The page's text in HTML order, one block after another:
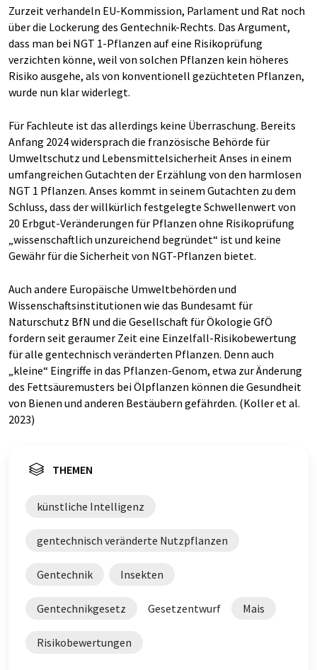
Zurzeit verhandeln EU-Kommission, Parlament und Rat noch
über die Lockerung des Gentechnik-Rechts. Das Argument,
dass man bei NGT 1-Pflanzen auf eine Risikoprüfung
verzichten könne, weil von solchen Pflanzen kein höheres
Risiko ausgehe, als von konventionell gezüchteten Pflanzen,
wurde nun klar widerlegt.
Für Fachleute ist das allerdings keine Überraschung. Bereits
Anfang 2024 widersprach die französische Behörde für
Umweltschutz und Lebensmittelsicherheit Anses in einem
umfangreichen Gutachten der Erzählung von den harmlosen
NGT 1 Pflanzen. Anses kommt in seinem Gutachten zu dem
Schluss, dass der willkürlich festgelegte Schwellenwert von
20 Erbgut-Veränderungen für Pflanzen ohne Risikoprüfung
„wissenschaftlich unzureichend begründet“ ist und keine
Gewähr für die Sicherheit von NGT-Pflanzen bietet.
Auch andere Europäische Umweltbehörden und
Wissenschaftsinstitutionen wie das Bundesamt für
Naturschutz BfN und die Gesellschaft für Ökologie GfÖ
fordern seit geraumer Zeit eine Einzelfall-Risikobewertung
für alle gentechnisch veränderten Pflanzen. Denn auch
„kleine“ Eingriffe in das Pflanzen-Genom, etwa zur Änderung
des Fettsäuremusters bei Ölpflanzen können die Gesundheit
von Bienen und anderen Bestäubern gefährden. (Koller et al.
2023)
THEMEN
künstliche Intelligenz
gentechnisch veränderte Nutzpflanzen
Gentechnik Insekten
Gentechnikgesetz Gesetzentwurf Mais
Risikobewertungen